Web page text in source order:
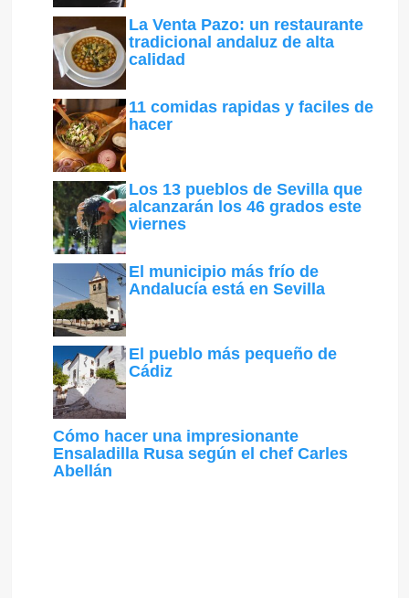
La Venta Pazo: un restaurante
tradicional andaluz de alta
calidad
11 comidas rapidas y faciles de
hacer
Los 13 pueblos de Sevilla que
alcanzarán los 46 grados este
viernes
El municipio más frío de
Andalucía está en Sevilla
El pueblo más pequeño de
Cádiz
Cómo hacer una impresionante
Ensaladilla Rusa según el chef Carles
Abellán